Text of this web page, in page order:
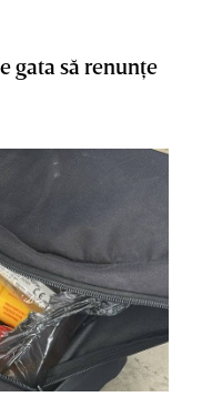
gata să renunţe